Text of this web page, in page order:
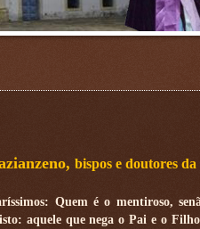
bispos e doutores
Quem é o mentiroso,
aquele que nega o Pai e o